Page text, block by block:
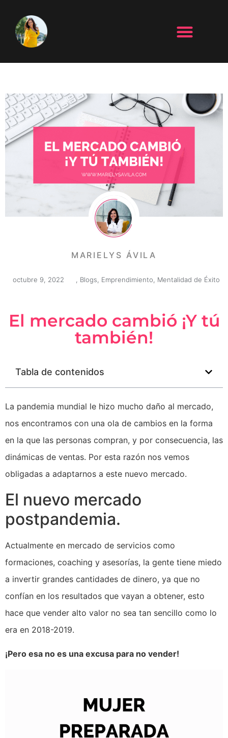
MARIELYS ÁVILA
octubre 9, 2022 Blogs Emprendimiento Mentalidad de Éxito
El mercado cambió ¡Y tú
también!
Tabla de contenidos
La pandemia mundial le hizo mucho daño al mercado,
nos encontramos con una ola de cambios en la forma
en la que las personas compran, y por consecuencia, las
dinámicas de ventas. Por esta razón nos vemos
obligadas a adaptarnos a este nuevo mercado.
El nuevo mercado
postpandemia.
Actualmente en mercado de servicios como
formaciones, coaching y asesorías, la gente tiene miedo
a invertir grandes cantidades de dinero, ya que no
confían en los resultados que vayan a obtener, esto
hace que vender alto valor no sea tan sencillo como lo
era en 2018-2019.
¡Pero esa no es una excusa para no vender!